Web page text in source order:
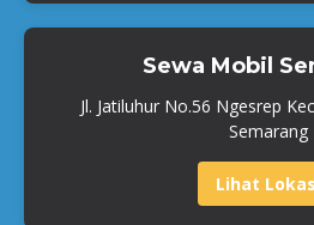
Sewa Mobil
Jl. Jatiluhur No.56 Ngesrep
Semarang
Lihat